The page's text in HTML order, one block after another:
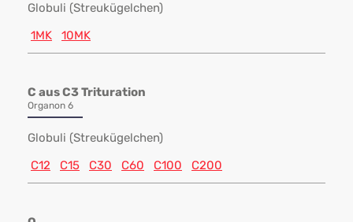
Globuli (Streukügelchen)
1MK
10MK
C aus C3 Trituration
Organon 6
Globuli (Streukügelchen)
C12
C15 C30 C60 C100 C200